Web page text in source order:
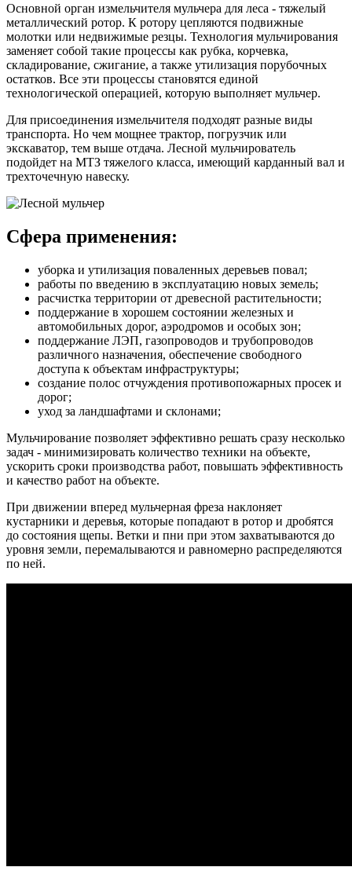
Основной орган измельчителя мульчера для леса - тяжелый
металлический ротор. К ротору цепляются подвижные
молотки или недвижимые резцы. Технология мульчирования
заменяет собой такие процессы как рубка, корчевка,
складирование, сжигание, а также утилизация порубочных
остатков. Все эти процессы становятся единой
технологической операцией, которую выполняет мульчер.
Для присоединения измельчителя подходят разные виды
транспорта. Но чем мощнее трактор, погрузчик или
экскаватор, тем выше отдача. Лесной мульчирователь
подойдет на МТЗ тяжелого класса, имеющий карданный вал и
трехточечную навеску.
Сфера применения:
уборка и утилизация поваленных деревьев повал;
работы по введению в эксплуатацию новых земель;
расчистка территории от древесной растительности;
поддержание в хорошем состоянии железных и
автомобильных дорог, аэродромов и особых зон;
поддержание ЛЭП, газопроводов и трубопроводов
различного назначения, обеспечение свободного
доступа к объектам инфраструктуры;
создание полос отчуждения противопожарных просек и
дорог;
уход за ландшафтами и склонами;
Мульчирование позволяет эффективно решать сразу несколько
задач - минимизировать количество техники на объекте,
ускорить сроки производства работ, повышать эффективность
и качество работ на объекте.
При движении вперед мульчерная фреза наклоняет
кустарники и деревья, которые попадают в ротор и дробятся
до состояния щепы. Ветки и пни при этом захватываются до
уровня земли, перемалываются и равномерно распределяются
по ней.